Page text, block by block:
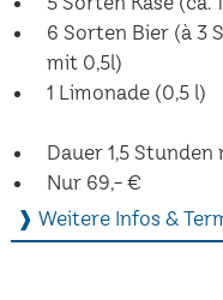
6 Sorten Bier (à 3
mit 0,5l)
1 Limonade (0,5 l)
Dauer 1,5
Nur 69,- €
❱ Weitere Infos &